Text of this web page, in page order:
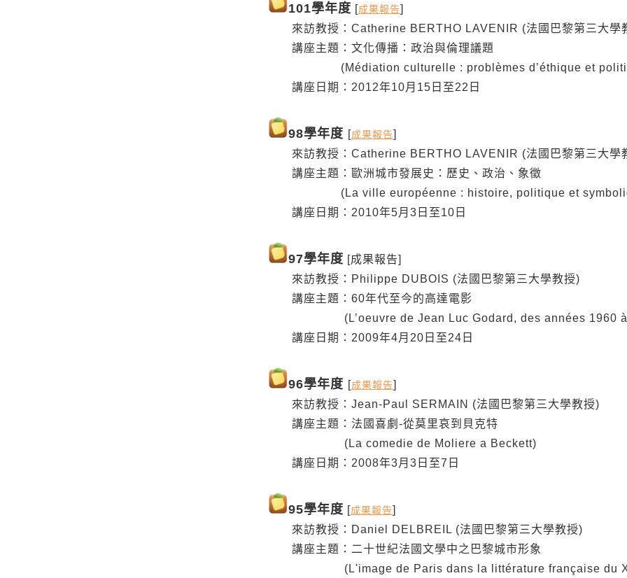
101學年度 [成果報告]
來訪教授：Catherine BERTHO LAVENIR (法國巴黎第三大學
講座主題：文化傳播：政治與倫理議題
(Médiation culturelle : problèmes d’éthique et
講座日期：2012年10月15日至22日
98學年度 [成果報告]
來訪教授：Catherine BERTHO LAVENIR (法國巴黎第三大學
講座主題：歐洲城市發展史：歷史、政治、象徵
(La ville européenne : histoire, politique et
講座日期：2010年5月3日至10日
97學年度 [成果報告]
來訪教授：Philippe DUBOIS (法國巴黎第三大學教授)
講座主題：60年代至今的高達電影
(L’oeuvre de Jean Luc Godard, des années 1960 à
講座日期：2009年4月20日至24日
96學年度 [成果報告]
來訪教授：Jean-Paul SERMAIN (法國巴黎第三大學教授)
講座主題：法國喜劇-從莫里哀到貝克特
(La comedie de Moliere a Beckett)
講座日期：2008年3月3日至7日
95學年度 [成果報告]
來訪教授：Daniel DELBREIL (法國巴黎第三大學教授)
講座主題：二十世紀法國文學中之巴黎城市形象
(L'image de Paris dans la littérature française du